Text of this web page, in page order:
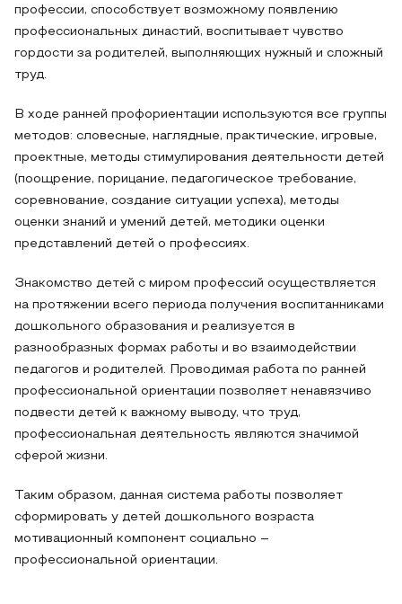
профессии, способствует возможному появлению
профессиональных династий, воспитывает чувство
гордости за родителей, выполняющих нужный и сложный
труд.
В ходе ранней профориентации используются все группы
методов: словесные, наглядные, практические, игровые,
проектные, методы стимулирования деятельности детей
(поощрение, порицание, педагогическое требование,
соревнование, создание ситуации успеха), методы
оценки знаний и умений детей, методики оценки
представлений детей о профессиях.
Знакомство детей с миром профессий осуществляется
на протяжении всего периода получения воспитанниками
дошкольного образования и реализуется в
разнообразных формах работы и во взаимодействии
педагогов и родителей. Проводимая работа по ранней
профессиональной ориентации позволяет ненавязчиво
подвести детей к важному выводу, что труд,
профессиональная деятельность являются значимой
сферой жизни.
Таким образом, данная система работы позволяет
сформировать у детей дошкольного возраста
мотивационный компонент социально –
профессиональной ориентации.